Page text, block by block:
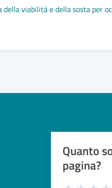
della viabilità e della sosta per
Quanto
pagina?